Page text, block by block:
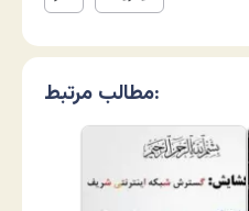
مطالب مرتبط: